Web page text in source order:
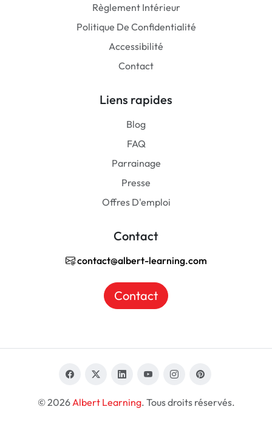
Règlement Intérieur
Politique De Confidentialité
Accessibilité
Contact
Liens rapides
Blog
FAQ
Parrainage
Presse
Offres D'emploi
Contact
contact@albert-learning.com
Contact
© 2026 Albert Learning. Tous droits réservés.